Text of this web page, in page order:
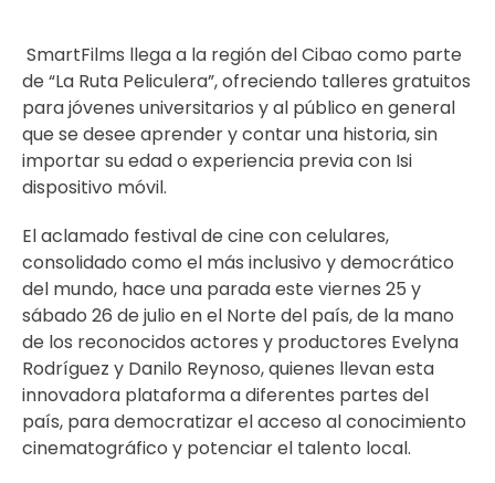
SmartFilms llega a la región del Cibao como parte
de “La Ruta Peliculera”, ofreciendo talleres gratuitos
para jóvenes universitarios y al público en general
que se desee aprender y contar una historia, sin
importar su edad o experiencia previa con Isi
dispositivo móvil.
El aclamado festival de cine con celulares,
consolidado como el más inclusivo y democrático
del mundo, hace una parada este viernes 25 y
sábado 26 de julio en el Norte del país, de la mano
de los reconocidos actores y productores Evelyna
Rodríguez y Danilo Reynoso, quienes llevan esta
innovadora plataforma a diferentes partes del
país, para democratizar el acceso al conocimiento
cinematográfico y potenciar el talento local.